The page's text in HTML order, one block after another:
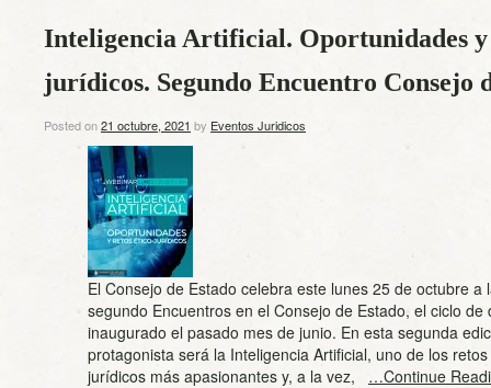
Inteligencia Artificial. Oportunidades y
jurídicos. Segundo Encuentro Consejo
Posted on21 octubre, 2021 by Eventos Juridicos
El Consejo de Estado celebra este lunes 25 de octubre a
segundo Encuentros en el Consejo de Estado, el ciclo de
inaugurado el pasado mes de junio. En esta segunda
protagonista será la Inteligencia Artificial, uno de los
jurídicos más apasionantes y, a la vez, …Continue